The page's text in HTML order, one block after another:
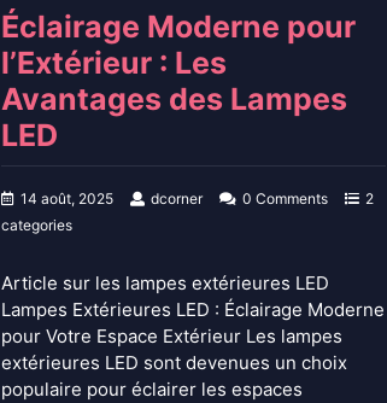
Éclairage Moderne pour
l’Extérieur : Les
Avantages des Lampes
LED
14 août, 2025 dcorner 0 Comments
2
categories
Article sur les lampes extérieures LED
Lampes Extérieures LED : Éclairage Moderne
pour Votre Espace Extérieur Les lampes
extérieures LED sont devenues un choix
populaire pour éclairer les espaces